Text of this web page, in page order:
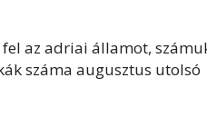
fel az adriai államot,
száma augusztus utolsó